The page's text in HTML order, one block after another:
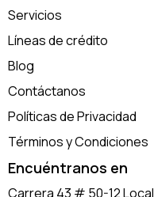
Servicios
Líneas de crédito
Blog
Contáctanos
Políticas de Privacidad
Términos y Condiciones
Encuéntranos en
Carrera 43 # 50-12